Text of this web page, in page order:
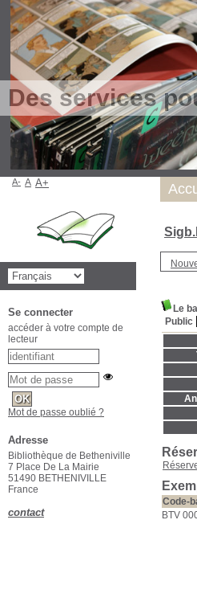
Des services
Le
Public
Code-
BTV
A- A A+
Se connecter
accéder à votre compte de
lecteur
Mot de passe oublié ?
Adresse
Bibliothèque de Betheniville
7 Place De La Mairie
51490 BETHENIVILLE
France
contact